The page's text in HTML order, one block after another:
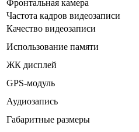
Фронтальная камера
Частота кадров видеозаписи
Качество видеозаписи
Использование памяти
ЖК дисплей
GPS-модуль
Аудиозапись
Габаритные размеры